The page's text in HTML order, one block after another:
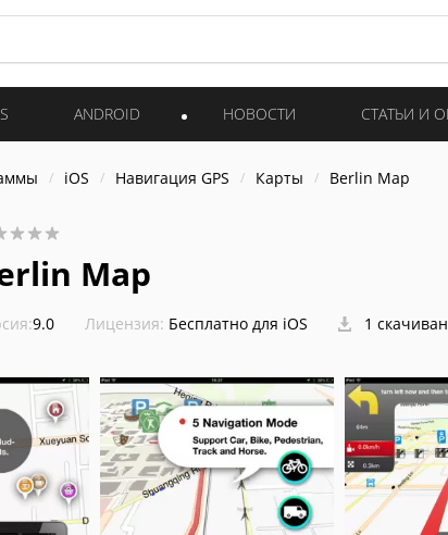
ANDROID НОВОСТИ СТАТЬИ И
iOS Навигация GPS Карты Berlin Map
Map
9.0 Лицензия: Бесплатно для iOS 1